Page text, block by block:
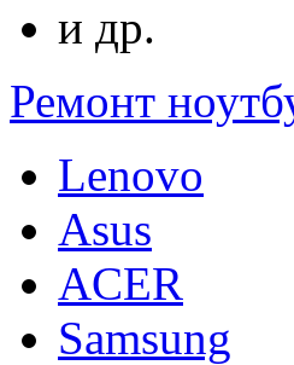
и др.
Ремонт
Lenovo
Asus
ACER
Samsung